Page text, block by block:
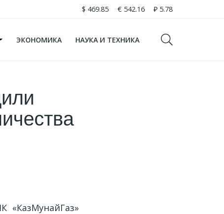
$ 469.85 € 542.16 ₽ 5.78
ЭКОНОМИКА НАУКА И ТЕХНИКА
«КазМунайГаз»